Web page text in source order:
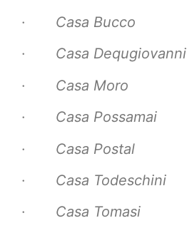
· Casa Bucco
· Casa Dequgiovanni
· Casa Moro
· Casa Possamai
· Casa Postal
· Casa Todeschini
· Casa Tomasi